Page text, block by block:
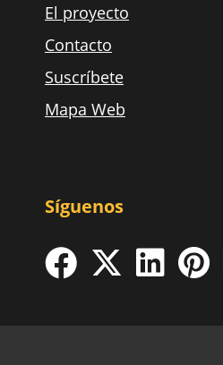
El proyecto
Contacto
Suscríbete
Mapa Web
Síguenos